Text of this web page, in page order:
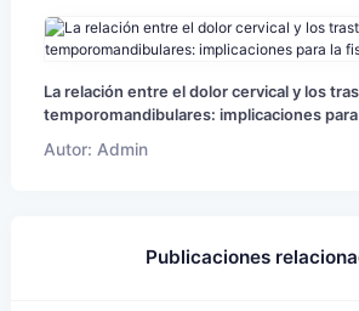
La relación entre el dolor cervical y los
temporomandibulares: implicaciones
Autor: Admin
Publicaciones